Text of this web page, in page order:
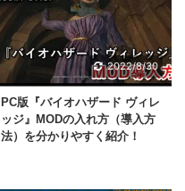
2022/8/30
PC版『バイオハザード ヴィレ
ッジ』MODの入れ方（導入方
法）を分かりやすく紹介！